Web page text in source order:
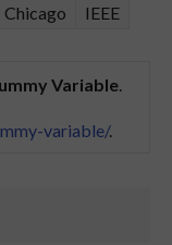
Chicago
IEEE
Variable
variable/.